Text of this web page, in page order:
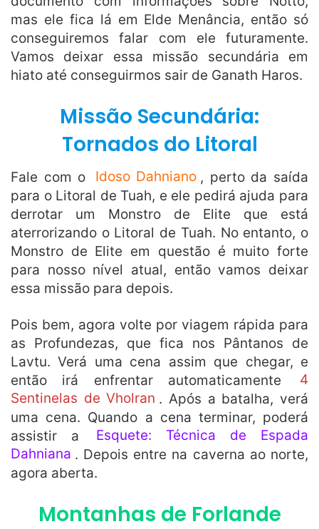
mas ele fica lá em Elde Menância, então só
conseguiremos falar com ele futuramente.
Vamos deixar essa missão secundária em
hiato até conseguirmos sair de Ganath Haros.
Missão Secundária:
Tornados do Litoral
Fale com o Idoso Dahniano , perto da saída
para o Litoral de Tuah, e ele pedirá ajuda para
derrotar um Monstro de Elite que está
aterrorizando o Litoral de Tuah. No entanto, o
Monstro de Elite em questão é muito forte
para nosso nível atual, então vamos deixar
essa missão para depois.
Pois bem, agora volte por viagem rápida para
as Profundezas, que fica nos Pântanos de
Lavtu. Verá uma cena assim que chegar, e
então irá enfrentar automaticamente
4
Sentinelas de Vholran . Após a batalha, verá
uma cena. Quando a cena terminar, poderá
assistir a
Esquete: Técnica de Espada
Dahniana . Depois entre na caverna ao norte,
agora aberta.
Montanhas de Forlande